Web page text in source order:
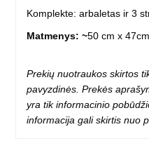
Komplekte: arbaletas ir 3
Matmenys: ~50 cm x 47cm
Prekių nuotraukos skirtos
pavyzdinės. Prekės
yra tik informacinio
informacija gali skirtis nuo